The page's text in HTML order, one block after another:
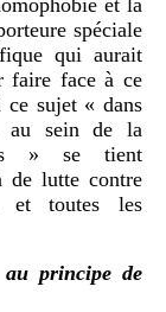
et la
spéciale
qui aurait
faire face à ce
sujet « dans
au sein de la
» se tient
de lutte contre
et toutes les
au principe de